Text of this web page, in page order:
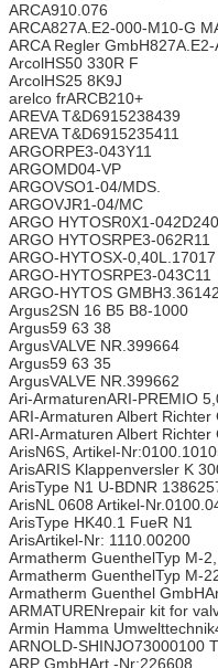
ARCA910.076
ARCA827A.E2-000-M10-G
ARCA Regler
ArcolHS50 330R F
ArcolHS25 8K9J
arelco frARCB210+
AREVA T&D6915238439
AREVA T&D6915235411
ARGORPE3-043Y11
ARGOMD04-VP
ARGOVSO1-04/MDS.
ARGOVJR1-04/MC
ARGO HYTOSR0X1-
ARGO HYTOSRPE3-062R11
ARGO-HYTOSX-0,40L.17017
ARGO-HYTOSRPE3-043C11
ARGO-HYTOS
Argus2SN 16 B5 B8-1000
Argus59 63 38
ArgusVALVE NR.399664
Argus59 63 35
ArgusVALVE NR.399662
Ari-ArmaturenARI-PREMIO
ARI-Armaturen Albert
ARI-Armaturen Albert
ArisN6S, Artikel-
ArisARIS Klappenversler K
ArisType N1 U-BDNR
ArisNL 0608 Artikel-
ArisType HK40.1 FueR N1
ArisArtikel-Nr: 1110.00200
Armatherm GuenthelTyp M-
Armatherm GuenthelTyp M-
Armatherm Guenthel
ARMATURENrepair kit for
Armin Hamma
ARNOLD-SHINJO73000100
ARP GmbHArt.-Nr:226608